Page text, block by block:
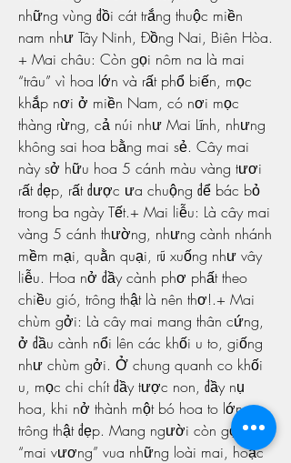
những vùng đồi cát trắng thuộc miền
nam như Tây Ninh, Đồng Nai, Biên Hòa.
+ Mai châu: Còn gọi nôm na là mai
“trâu” vì hoa lớn và rất phổ biến, mọc
khắp nơi ở miền Nam, có nơi mọc
thàng rừng, cả núi như Mai Lĩnh, nhưng
không sai hoa bằng mai sẻ. Cây mai
này sở hữu hoa 5 cánh màu vàng tươi
rất đẹp, rất được ưa chuộng để bác bỏ
trong ba ngày Tết.+ Mai liễu: Là cây mai
vàng 5 cánh thường, nhưng cành nhánh
mềm mại, quằn quại, rũ xuống như vây
liễu. Hoa nở đầy cành phơ phất theo
chiều gió, trông thật là nên thơ!.+ Mai
chùm gởi: Là cây mai mang thân cứng,
ở đầu cành nổi lên các khối u to, giống
như chùm gởi. Ở chung quanh co khối
u, mọc chi chít đầy tược non, đầy nụ
hoa, khi nở thành một bó hoa to lớn
trông thật đẹp. Mang người còn gọi là
“mai vương” vua những loài mai, hoặc